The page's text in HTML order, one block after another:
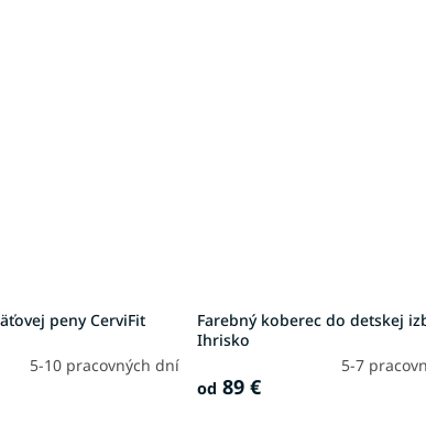
peny CerviFit
5-10 pracovných dní
Farebný koberec do detskej
Ihrisko
5-7
od 89 €